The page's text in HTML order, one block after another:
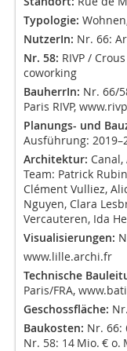
Typologie:
NutzerIn: Nr. 66:
Nr. 58: RIVP /
coworking
BauherrIn: Nr. 66/
Paris RIVP,
Planungs- und
Ausführung:
Architektur:
Team: Patrick
Clément Vulliez,
Nguyen, Clara
Vercauteren, Ida
Visualisierungen:
www.lille.archi.fr
Technische
Paris/FRA,
Geschossfläche:
Baukosten: Nr. 66:
Nr. 58: 14 Mio. € o.